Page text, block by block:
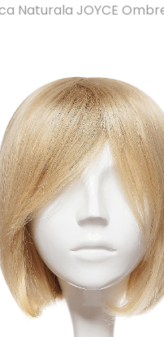
Naturala JOYCE